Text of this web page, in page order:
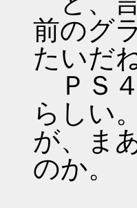
前のグ
たいだね
ＰＳ
らしい
が、ま
のか。